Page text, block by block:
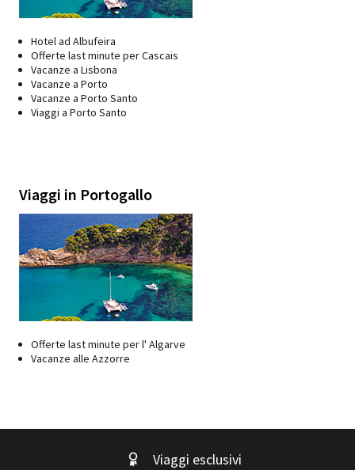
Hotel ad Albufeira
Offerte last minute per Cascais
Vacanze a Lisbona
Vacanze a Porto
Vacanze a Porto Santo
Viaggi a Porto Santo
Viaggi in Portogallo
Offerte last minute per l' Algarve
Vacanze alle Azzorre
Viaggi esclusivi